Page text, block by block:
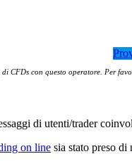
CFDs con questo operatore. Per
di utenti/trader
on line sia stato preso